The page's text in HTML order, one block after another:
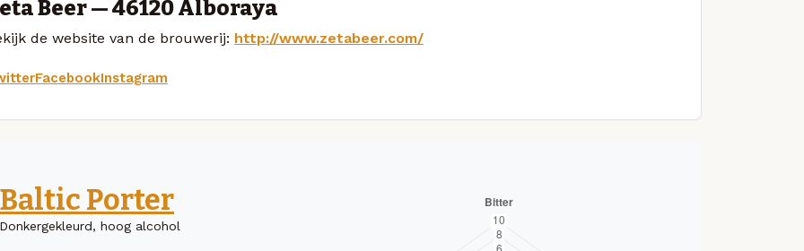
Beer — 46120 Alboraya
de website van de brouwerij: http://www.zetabeer.com/
FacebookInstagram
Baltic Porter
Donkergekleurd, hoog alcohol